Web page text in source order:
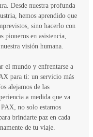
Desde nuestra profunda
hemos aprendido que
sino hacerlo con
pioneros en asistencia,
visión humana.
el mundo y enfrentarse a
para ti: un servicio más
alejamos de las
a medida que va
no solo estamos
brindarte paz en cada
de tu viaje.